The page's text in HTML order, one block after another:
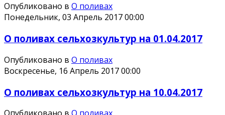
Опубликовано в О поливах
Понедельник, 03 Апрель 2017 00:00
О поливах сельхозкультур на 01.04.2017
Опубликовано в О поливах
Воскресенье, 16 Апрель 2017 00:00
О поливах сельхозкультур на 10.04.2017